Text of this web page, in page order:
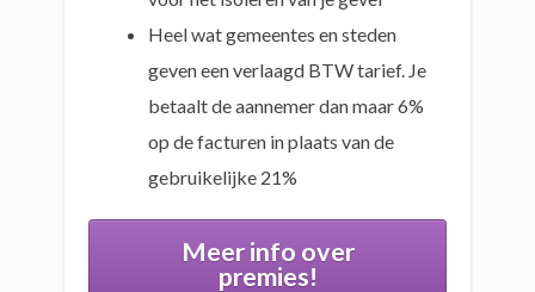
Heel wat gemeentes en steden
geven een verlaagd BTW tarief. Je
betaalt de aannemer dan maar 6%
op de facturen in plaats van de
gebruikelijke 21%
Meer info over
premies!